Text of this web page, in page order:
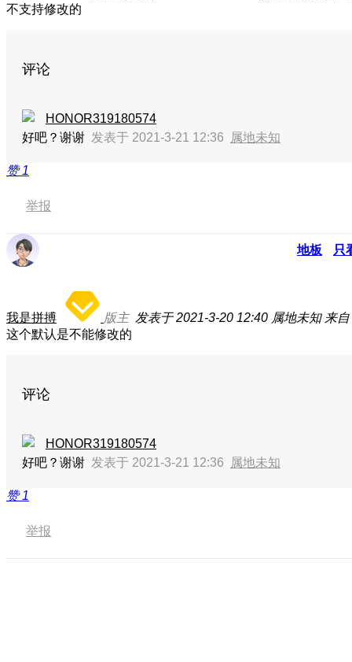
不支持修改的
评论
HONOR319180574
好吧？谢谢 发表于 2021-3-21 12:36 属地未知
赞1
举报
地板 只
我是拼搏 版主 发表于 2021-3-20 12:40 属地未知 来
这个默认是不能修改的
评论
HONOR319180574
好吧？谢谢 发表于 2021-3-21 12:36 属地未知
赞1
举报